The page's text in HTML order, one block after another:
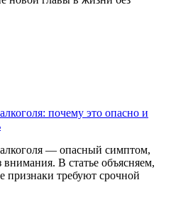
почему это опасно и
— опасный симптом,
внимания. В статье объясняем,
признаки требуют срочной